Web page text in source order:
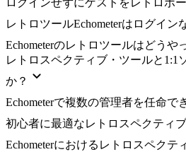
ログインせずにゲストをレトロボ
レトロツールEchometerはログイン
Echometerのレトロツールはどうや
レトロスペクティブ・ツールと1:1
か？
Echometerで複数の管理者を任命で
初心者に最適なレトロスペクティ
Echometerにおけるレトロスペクテ